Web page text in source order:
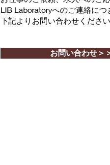
LIB Laboratoryへのご連絡につ
下記よりお問い合わせください
お問い合わせ＞